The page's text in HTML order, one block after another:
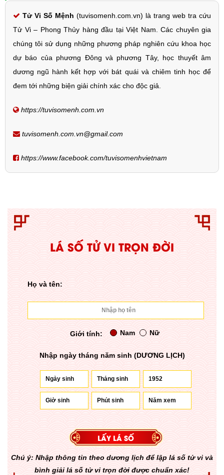
Tử Vi Số Mệnh (tuvisomenh.com.vn) là trang web tra cứu
Tử Vi – Phong Thủy hàng đầu tại Việt Nam. Các chuyên gia
chúng tôi sử dụng những phương pháp nghiên cứu khoa học
dự báo của phương Đông và phương Tây, học thuyết âm
dương ngũ hành kết hợp với bát quái và chiêm tinh học để
đem tới những biện giải chính xác cho độc giả.
https://tuvisomenh.com.vn
tuvisomenh.com.vn@gmail.com
https://www.facebook.com/tuvisomenhvietnam
LÁ SỐ TỬ VI TRỌN ĐỜI
Họ và tên:
Giới tính: Nam Nữ
Nhập ngày tháng năm sinh (DƯƠNG LỊCH)
Chú ý: Nhập thông tin theo dương lịch để lập lá số tử vi và
bình giải lá số tử vi trọn đời được chuẩn xác!